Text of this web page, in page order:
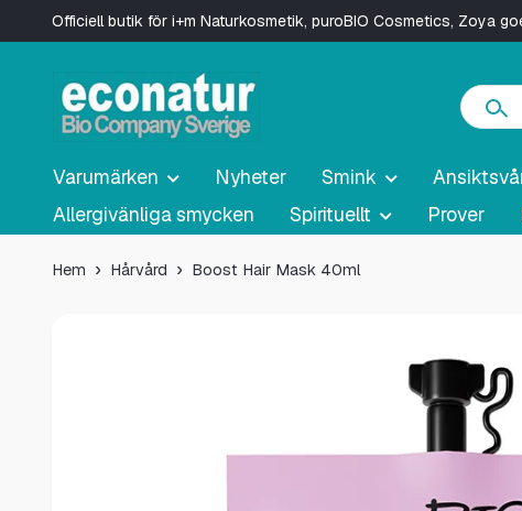
Officiell butik för i+m Naturkosmetik, puroBIO Cosmetics, Zoya
Varumärken Nyheter Smink
Allergivänliga smycken
Spirituellt Prover
Hem Hårvård Boost Hair Mask 40ml